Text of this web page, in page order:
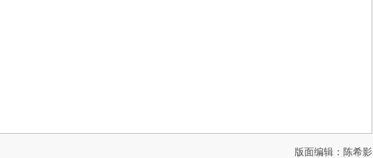
版面编辑：陈希影